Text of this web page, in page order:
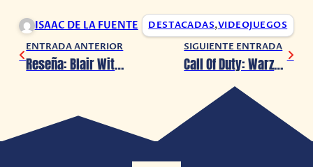
ISAAC DE LA FUENTE DESTACADAS,VIDEOJUEGOS
ENTRADA ANTERIOR
Reseña: Blair Witch (Nintendo Switch)
SIGUIENTE ENTRADA
Call Of Duty: Warzone tendrá nueva actualización con Zombies